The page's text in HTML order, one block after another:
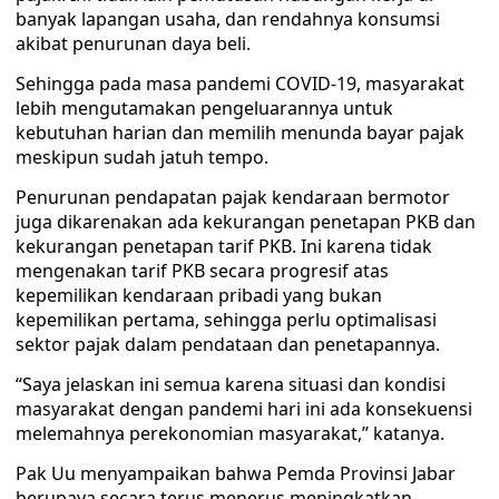
banyak lapangan usaha, dan rendahnya konsumsi
akibat penurunan daya beli.
Sehingga pada masa pandemi COVID-19, masyarakat
lebih mengutamakan pengeluarannya untuk
kebutuhan harian dan memilih menunda bayar pajak
meskipun sudah jatuh tempo.
Penurunan pendapatan pajak kendaraan bermotor
juga dikarenakan ada kekurangan penetapan PKB dan
kekurangan penetapan tarif PKB. Ini karena tidak
mengenakan tarif PKB secara progresif atas
kepemilikan kendaraan pribadi yang bukan
kepemilikan pertama, sehingga perlu optimalisasi
sektor pajak dalam pendataan dan penetapannya.
“Saya jelaskan ini semua karena situasi dan kondisi
masyarakat dengan pandemi hari ini ada konsekuensi
melemahnya perekonomian masyarakat,” katanya.
Pak Uu menyampaikan bahwa Pemda Provinsi Jabar